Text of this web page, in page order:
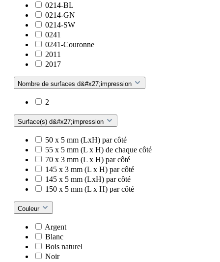
0214-BL
0214-GN
0214-SW
0241
0241-Couronne
2011
2017
Nombre de surfaces d&#x27;impression
2
Surface(s) d&#x27;impression
50 x 5 mm (LxH) par côté
55 x 5 mm (L x H) de chaque côté
70 x 3 mm (L x H) par côté
145 x 3 mm (L x H) par côté
145 x 5 mm (LxH) par côté
150 x 5 mm (L x H) par côté
Couleur
Argent
Blanc
Bois naturel
Noir